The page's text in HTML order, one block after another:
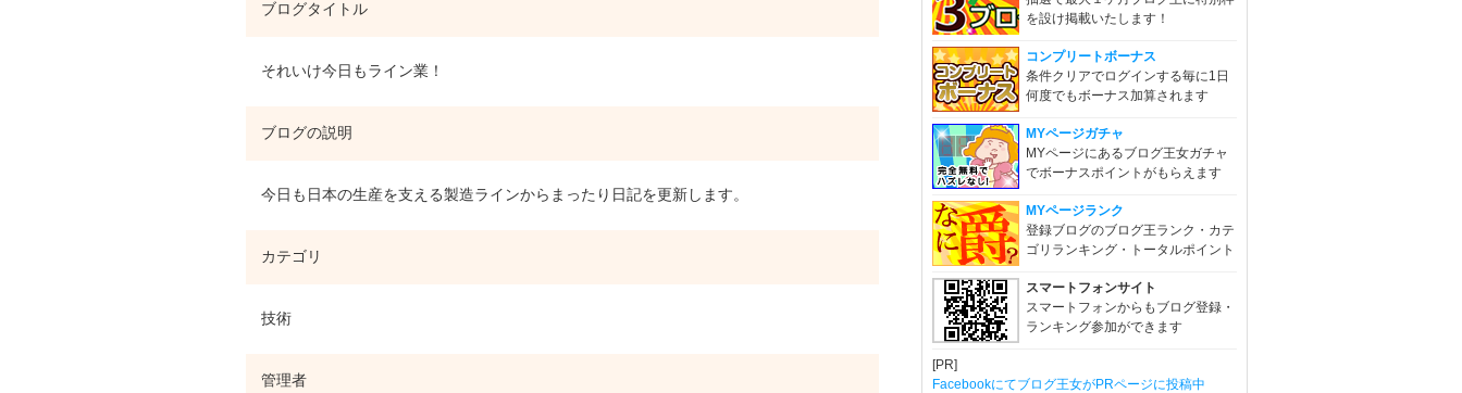
ブログタイトル
それいけ今日もライン業！
ブログの説明
今日も日本の生産を支える製造ラインからまったり日記を更新します。
カテゴリ
技術
管理者
を設け掲載いたします！
コンプリートボーナス
条件クリアでログインする毎に1日
何度でもボーナス加算されます
MYページガチャ
MYページにあるブログ王女ガチャ
でボーナスポイントがもらえます
MYページランク
登録ブログのブログ王ランク・カテ
ゴリランキング・トータルポイント
スマートフォンサイト
スマートフォンからもブログ登録・
ランキング参加ができます
[PR]
Facebookにてブログ王女がPRページに投稿中